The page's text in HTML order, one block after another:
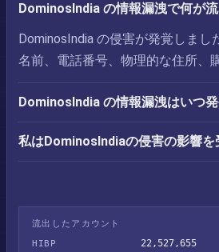
DominosIndia の情報漏洩で何が
DominosIndia の侵害が発覚しまし
名前、電話番号、物理的な住所、
DominosIndia の情報漏洩はいつ
私はDominosIndiaの侵害の影響を
流出したアカウント
HIBP
22,527,655